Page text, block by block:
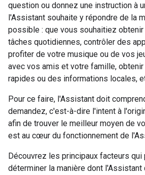
question ou donnez une instruction à
l'Assistant souhaite y répondre de la
possible : que vous souhaitiez
tâches quotidiennes, contrôler des
profiter de votre musique ou de vos
avec vos amis et votre famille,
rapides ou des informations locales,
Pour ce faire, l'Assistant doit
demandez, c'est-à-dire l'intent à
afin de trouver le meilleur moyen de
est au cœur du fonctionnement de
Découvrez les principaux facteurs
déterminer la manière dont l'Assistant